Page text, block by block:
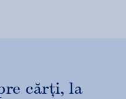
cărți, la